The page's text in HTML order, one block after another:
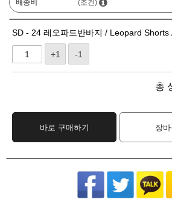
배송비 (조건)
SD - 24 레오파드반바지 / Leopard Shorts
+1 -1
총
바로 구매하기 장